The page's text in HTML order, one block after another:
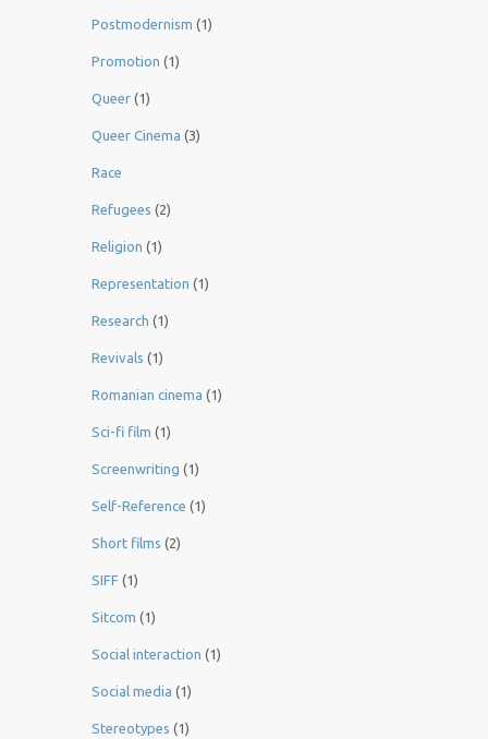
Postmodernism (1)
Promotion (1)
Queer (1)
Queer Cinema (3)
Race
Refugees (2)
Religion (1)
Representation (1)
Research (1)
Revivals (1)
Romanian cinema (1)
Sci-fi film (1)
Screenwriting (1)
Self-Reference (1)
Short films (2)
SIFF (1)
Sitcom (1)
Social interaction (1)
Social media (1)
Stereotypes (1)